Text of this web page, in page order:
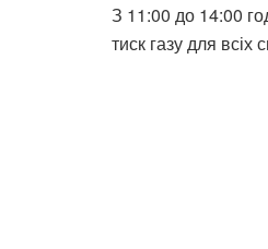
З 11:00 до 14:00
тиск газу для